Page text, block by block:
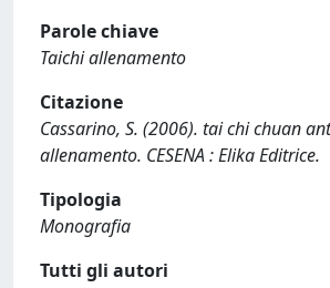
Parole chiave
Taichi allenamento
Citazione
Cassarino, S. (2006). tai chi chuan
allenamento. CESENA : Elika Editrice.
Tipologia
Monografia
Tutti gli autori